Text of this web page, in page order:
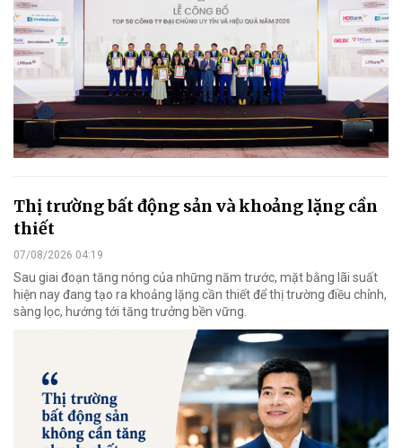
Thị trường bất động sản và khoảng lặng cần
thiết
07/08/2026 04:19
Sau giai đoạn tăng nóng của những năm trước, mặt bằng lãi suất
hiện nay đang tạo ra khoảng lặng cần thiết để thị trường điều chỉnh,
sàng lọc, hướng tới tăng trưởng bền vững.